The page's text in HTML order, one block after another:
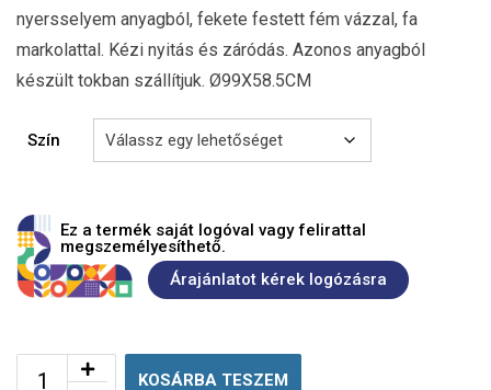
nyersselyem anyagból, fekete festett fém vázzal, fa
markolattal. Kézi nyitás és záródás. Azonos anyagból
készült tokban szállítjuk. Ø99X58.5CM
Szín
Ez a termék saját logóval vagy felirattal
megszemélyesíthető.
Árajánlatot kérek logózásra
KOSÁRBA TESZEM